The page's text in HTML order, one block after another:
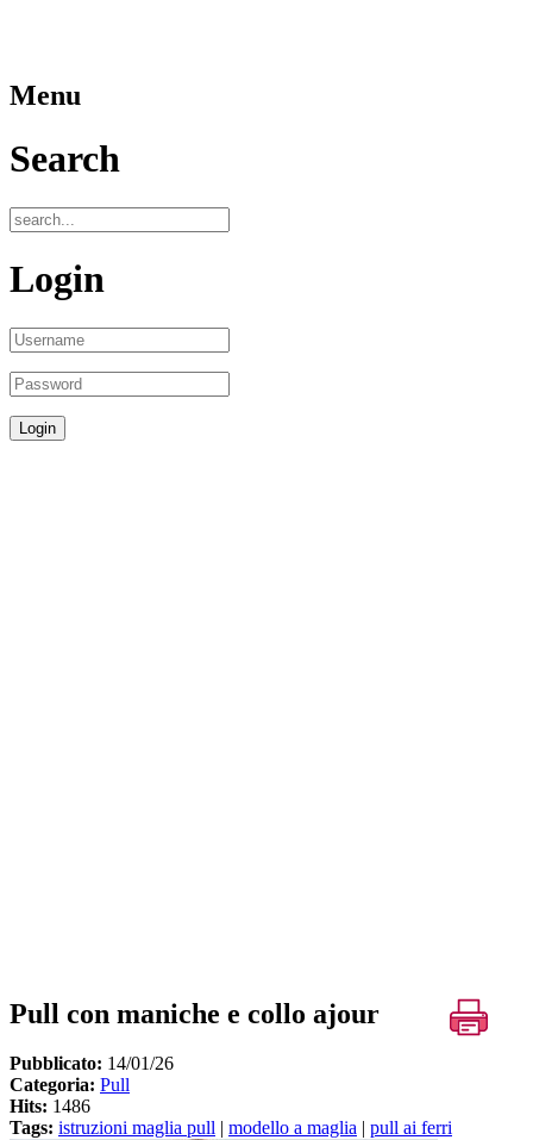
Menu
Search
Login
Pull con maniche e collo ajour
Pubblicato: 14/01/26
Categoria: Pull
Hits: 1486
Tags: istruzioni maglia pull modello a maglia pull ai ferri